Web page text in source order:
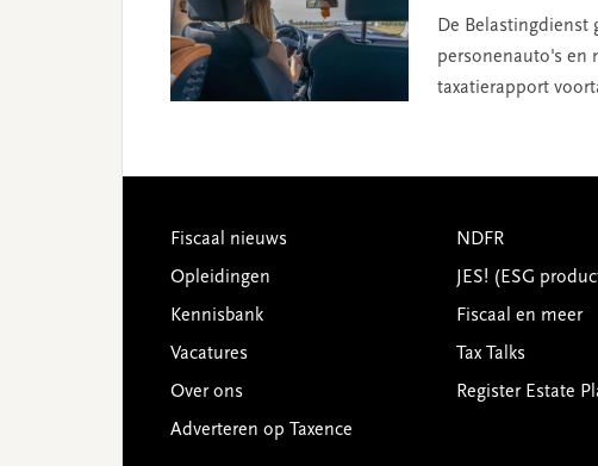
De Belastingdienst
personenauto's en
taxatierapport
Footer
Fiscaal nieuws
Opleidingen
Kennisbank
Vacatures
Over ons
Adverteren op Taxence
NDFR
JES! (ESG
Fiscaal en meer
Tax Talks
Register Estate